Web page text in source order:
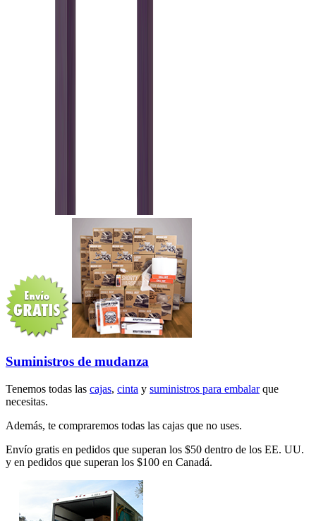
Suministros de mudanza
Tenemos todas las cajas, cinta y suministros para embalarque
necesitas.
Además, te compraremos todas las cajas que no uses.
Envío gratis en pedidos que superan los $50 dentro de los EE. UU.
y en pedidos que superan los $100 en Canadá.